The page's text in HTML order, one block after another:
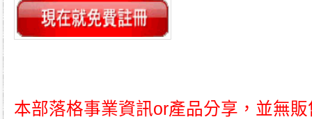
本部落格事業資訊or產品分享，並無